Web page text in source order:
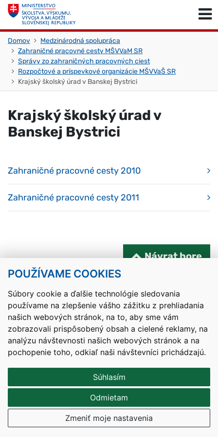
POUŽÍVAME COOKIES
Súbory cookie a ďalšie technológie sledovania
používame na zlepšenie vášho zážitku z prehliadania
našich webových stránok, na to, aby sme vám
zobrazovali prispôsobený obsah a cielené reklamy, na
analýzu návštevnosti našich webových stránok a na
pochopenie toho, odkiaľ naši návštevníci prichádzajú.
Súhlasím
Odmietam
Zmeniť moje nastavenia
Skočiť na obsah
Domov
Medzinárodná spolupráca
Zahraničné pracovné cesty MŠVVaM SR
Správy zo zahraničných pracovných ciest
Rozpočtové a príspevkové organizácie MŠVVaŠ SR
Krajský školský úrad v Banskej Bystrici
Krajský školský úrad v
Banskej Bystrici
Zahraničné pracovné cesty 2010
Zahraničné pracovné cesty 2011
Skočiť na začiatok stránky
Návrat hore
Kontakty Mapa stránky RSS
Vyhlásenie o prístupnosti
Nastavenia cookies
Prevádzkovateľom služby je Ministerstvo školstva, výskumu,
vývoja a mládeže Slovenskej republiky.
Tvorba stránok: Aglo Solutions
Redakčný systém : SysCom